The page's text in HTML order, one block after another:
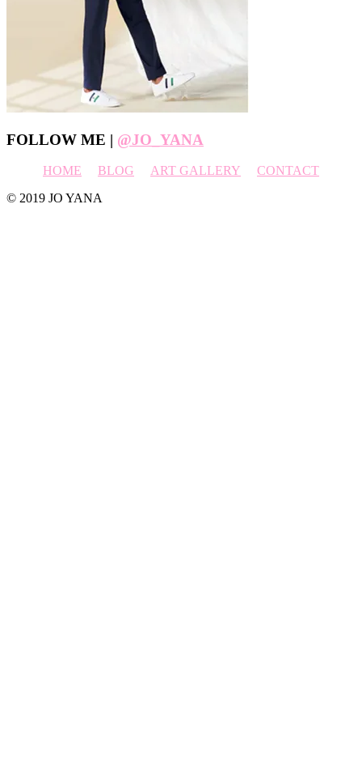
Footer
FOLLOW ME | @JO_YANA
HOME BLOG ART GALLERY
CONTACT
© 2019 JO YANA